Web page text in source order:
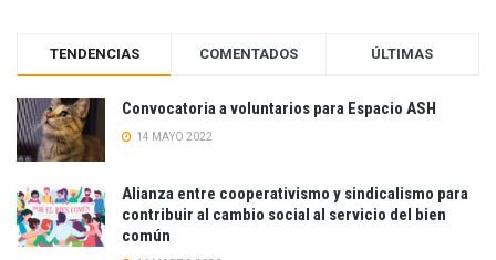
TENDENCIAS COMENTADOS ÚLTIMAS
Convocatoria a voluntarios para Espacio ASH
14 MAYO 2022
Alianza entre cooperativismo y sindicalismo para
contribuir al cambio social al servicio del bien
común